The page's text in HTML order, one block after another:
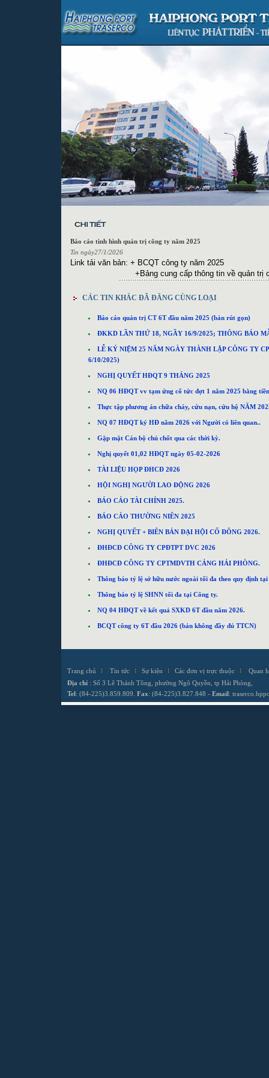
Báo cáo tình hình quản trị công ty năm 2025
Tin ngày27/1/2026
Link tải văn bản: + BCQT công ty năm 2025
+ Bảng cung cấp thông tin về quản trị
CÁC TIN KHÁC ĐÃ ĐĂNG CÙNG LOẠI
Báo cáo quản trị CT 6T đầu năm 2025 (bản rút gọn)
ĐKKD LẦN THỨ 18, NGẦY 16/9/2025; THÔNG BÁO
LỄ KỶ NIỆM 25 NĂM NGÀY THÀNH LẬP CÔNG TY
6/10/2025)
NGHỊ QUYẾT HĐQT 9 THÁNG 2025
NQ 06 HĐQT vv tạm ứng cổ tức đợt 1 năm 2025 bằng
Thực tập phương án chữa cháy, cứu nạn, cứu hộ NĂM
NQ 07 HĐQT ký HĐ năm 2026 với Người có liên quan..
Gặp mặt Cán bộ chủ chốt qua các thời kỳ.
Nghị quyết 01,02 HĐQT ngày 05-02-2026
TÀI LIỆU HỌP ĐHCĐ 2026
HỘI NGHỊ NGƯỜI LAO ĐỘNG 2026
BÁO CÁO TÀI CHÍNH 2025.
BÁO CÁO THƯỜNG NIÊN 2025
NGHỊ QUYẾT + BIÊN BẢN ĐẠI HỘI CỔ ĐÔNG 2026.
ĐHĐCĐ CÔNG TY CPĐTPT DVC 2026
ĐHĐCĐ CÔNG TY CPTMDVTH CẢNG HẢI PHÒNG.
Thông báo tỷ lệ sở hữu nước ngoài tối đa theo quy định
Thông báo tỷ lệ SHNN tối đa tại Công ty.
NQ 04 HĐQT về kết quả SXKD 6T đầu năm 2026.
BCQT công ty 6T đầu 2026 (bản không đầy đủ TTCN)
Trang chủ Tin tức Sự kiện Các đơn vị trực thuộc
Quan
Địa chỉ : Số 3 Lê Thánh Tông, phường Ngô Quyền, tp Hải Phòng,
Tel: (84-225)3.859.809. Fax: (84-225)3.827.848 - Email: